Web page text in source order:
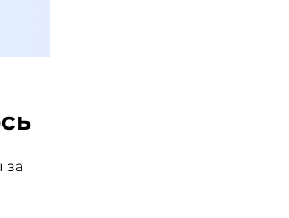
за